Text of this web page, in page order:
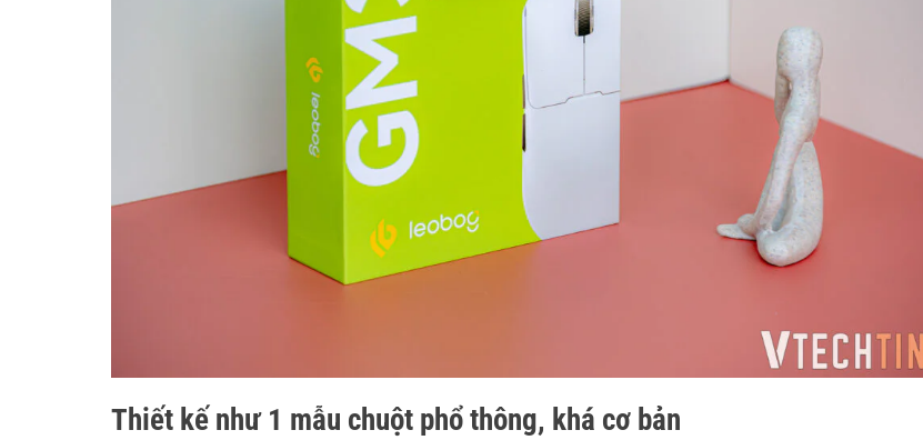
Thiết kế như 1 mẫu chuột phổ thông, khá cơ bản